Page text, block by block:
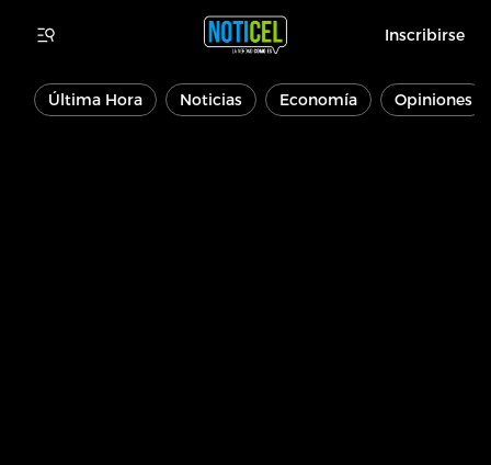
Inscribirse
Última Hora Noticias Economía Opiniones